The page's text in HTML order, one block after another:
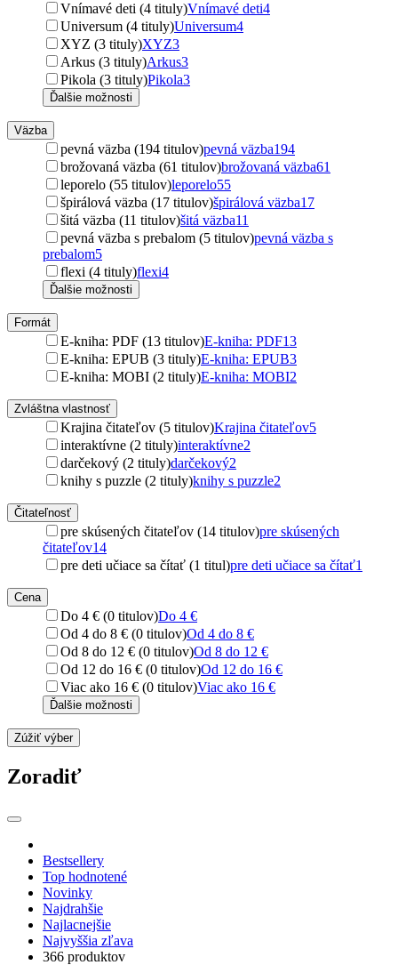
Vnímavé deti (4 tituly)Vnímavé deti4
Universum (4 tituly)Universum4
XYZ (3 tituly)XYZ3
Arkus (3 tituly)Arkus3
Pikola (3 tituly)Pikola3
Ďalšie možnosti
Väzba
pevná väzba (194 titulov)pevná väzba194
brožovaná väzba (61 titulov)brožovaná väzba61
leporelo (55 titulov)leporelo55
špirálová väzba (17 titulov)špirálová väzba17
šitá väzba (11 titulov)šitá väzba11
pevná väzba s prebalom (5 titulov)pevná väzba s
prebalom5
flexi (4 tituly)flexi4
Ďalšie možnosti
Formát
E-kniha: PDF (13 titulov)E-kniha: PDF13
E-kniha: EPUB (3 tituly)E-kniha: EPUB3
E-kniha: MOBI (2 tituly)E-kniha: MOBI2
Zvláštna vlastnosť
Krajina čitateľov (5 titulov)Krajina čitateľov5
interaktívne (2 tituly)interaktívne2
darčekový (2 tituly)darčekový2
knihy s puzzle (2 tituly)knihy s puzzle2
Čitateľnosť
pre skúsených čitateľov (14 titulov)pre skúsených
čitateľov14
pre deti učiace sa čítať (1 titul)pre deti učiace sa čítať1
Cena
Do 4 € (0 titulov)Do 4 €
Od 4 do 8 € (0 titulov)Od 4 do 8 €
Od 8 do 12 € (0 titulov)Od 8 do 12 €
Od 12 do 16 € (0 titulov)Od 12 do 16 €
Viac ako 16 € (0 titulov)Viac ako 16 €
Ďalšie možnosti
Zúžiť výber
Zoradiť
Bestsellery
Top hodnotené
Novinky
Najdrahšie
Najlacnejšie
Najvyššia zľava
366 produktov